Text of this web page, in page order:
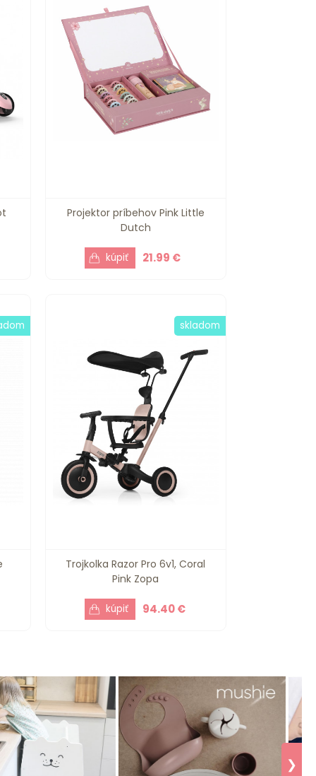
Projektor príbehov Pink Little
Dutch
21.99 €
Trojkolka Razor Pro 6v1, Coral
Pink Zopa
94.40 €
skladom
❯